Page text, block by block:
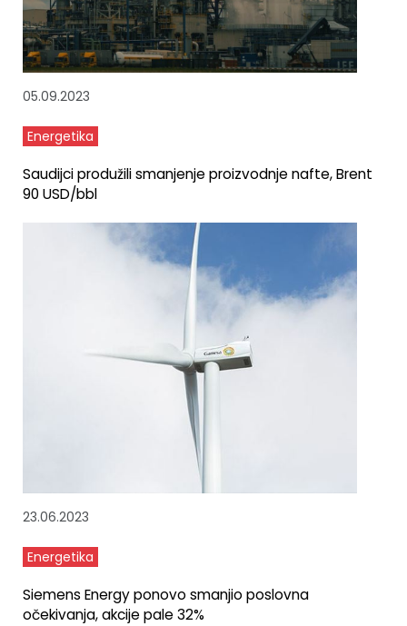
05.09.2023
Energetika
Saudijci produžili smanjenje proizvodnje nafte, Brent
90 USD/bbl
23.06.2023
Energetika
Siemens Energy ponovo smanjio poslovna
očekivanja, akcije pale 32%